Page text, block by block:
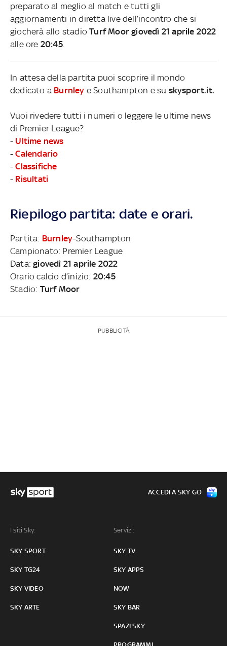
preparato al meglio al match e tutti gli
aggiornamenti in diretta live dell’incontro che si
giocherà allo stadioTurf Moor giovedì 21 aprile 2022
alle ore 20:45.
In attesa della partita puoi scoprire il mondo
dedicato a Burnley e Southampton e su skysport.it.
Vuoi rivedere tutti i numeri o leggere le ultime news
di Premier League?
- Ultime news
-Calendario
-Classifiche
- Risultati
Riepilogo partita: date e orari.
Partita: Burnley–Southampton
Campionato: Premier League
Data:giovedì 21 aprile 2022
Orario calcio d’inizio: 20:45
Stadio: Turf Moor
PUBBLICITÀ
I siti Sky:
SKY SPORT
SKY TG24
SKY VIDEO
SKY ARTE
Servizi:
SKY TV
SKY APPS
NOW
SKY BAR
SPAZI SKY
ACCEDI A SKY GO